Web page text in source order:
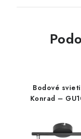
Bodové
Konrad –